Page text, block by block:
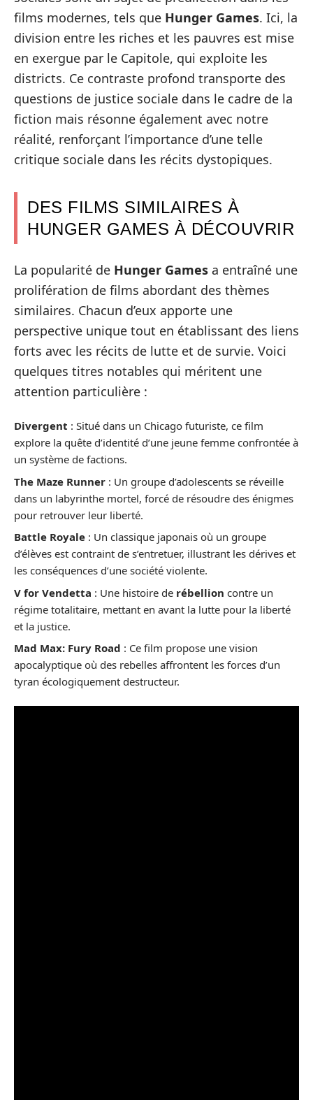
films modernes, tels que Hunger Games. Ici, la
division entre les riches et les pauvres est mise
en exergue par le Capitole, qui exploite les
districts. Ce contraste profond transporte des
questions de justice sociale dans le cadre de la
fiction mais résonne également avec notre
réalité, renforçant l’importance d’une telle
critique sociale dans les récits dystopiques.
DES FILMS SIMILAIRES À
HUNGER GAMES À DÉCOUVRIR
La popularité de Hunger Games a entraîné une
prolifération de films abordant des thèmes
similaires. Chacun d’eux apporte une
perspective unique tout en établissant des liens
forts avec les récits de lutte et de survie. Voici
quelques titres notables qui méritent une
attention particulière :
Divergent : Situé dans un Chicago futuriste, ce film
explore la quête d’identité d’une jeune femme confrontée à
un système de factions.
The Maze Runner : Un groupe d’adolescents se réveille
dans un labyrinthe mortel, forcé de résoudre des énigmes
pour retrouver leur liberté.
Battle Royale : Un classique japonais où un groupe
d’élèves est contraint de s’entretuer, illustrant les dérives et
les conséquences d’une société violente.
V for Vendetta : Une histoire de rébellion contre un
régime totalitaire, mettant en avant la lutte pour la liberté
et la justice.
Mad Max: Fury Road : Ce film propose une vision
apocalyptique où des rebelles affrontent les forces d’un
tyran écologiquement destructeur.